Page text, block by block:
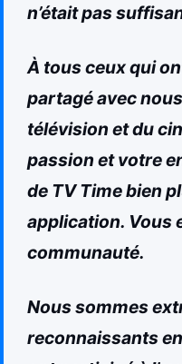
n’était pas
À tous ceux qui
partagé avec
télévision et du
passion et votre
de TV Time bien
application. Vous
communauté.
Nous sommes
reconnaissants